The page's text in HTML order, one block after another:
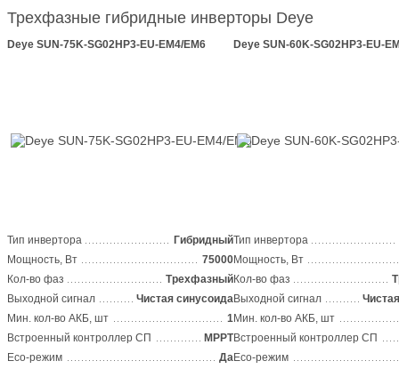
Трехфазные гибридные инверторы Deye
Deye SUN-75K-SG02HP3-EU-EM4/EM6
Тип инвертора
Гибридный
Мощность, Вт
75000
Кол-во фаз
Трехфазный
Выходной сигнал
Чистая синусоида
Мин. кол-во АКБ, шт
1
Встроенный контроллер СП
MPPT
Eco-режим
Да
Deye SUN-60K-SG02HP3-EU-
Тип инвертора
Мощность, Вт
Кол-во фаз
Выходной сигнал
Мин. кол-во АКБ, шт
Встроенный контроллер СП
Eco-режим